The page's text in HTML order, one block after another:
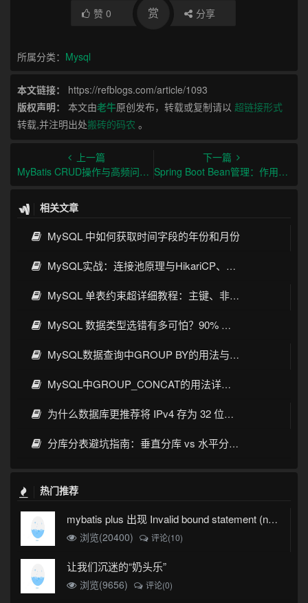
赞 0 赏 分享
所属分类： Mysql
本文链接：
https://refblogs.com/article/1093
版权声明：
本文由老牛原创发布，转载或复制请以 超链接形式
转载,并注明出处搬砖的码农 。
上一篇
MyBatis CRUD操作与高频问题解决方案
下一篇
Spring Boot Bean管理：作用域、第三方集成与性能优化
相关文章
MySQL 中如何获取时间字段的年份和月份
MySQL实战：连接池原理与HikariCP、C3P0、Druid、DBCP选型
MySQL 单表约束超详细教程：主键、非空、唯一、默认值一次讲透
MySQL 数据类型选错有多可怕？90% 开发者都踩过的坑
MySQL数据查询中GROUP BY的用法与实战详解
MySQL中GROUP_CONCAT的用法详解：语法、示例与常见坑
为什么数据库更推荐将 IPv4 存为 32 位整数而不是字符串
分库分表避坑指南：垂直分库 vs 水平分表，分片键选对才不踩雷
热门推荐
mybatis plus 出现 Invalid bound statement (not found)
浏览(20400)
评论(10)
让我们沉迷的“奶头乐”
浏览(9656) 评论(0)